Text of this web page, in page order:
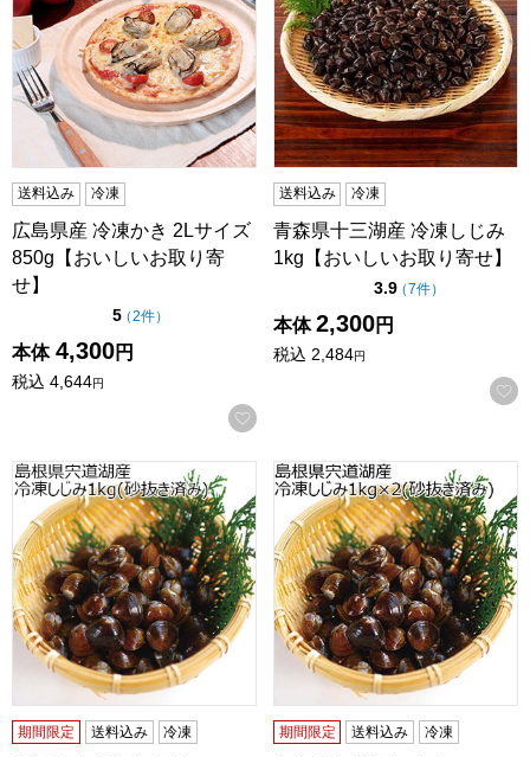
送料込み 冷凍
広島県産 冷凍かき 2Lサイズ
850g【おいしいお取り寄
せ】
5点（5点満点中）
（2件の評価
）
本体 4,300円
税込 4,644円
お気に入りに登録する
送料込み 冷凍
青森県十三湖産 冷凍しじみ
1kg【おいしいお取り寄せ】
3.9点（5点満点中）
（7件の評価
）
本体 2,300円
税込 2,484円
島根県宍道湖産 冷凍しじみ1kg(砂抜き済み)【サマーセール
期間限定 送料込み 冷凍
島根県宍道湖産 冷凍しじみ
期間限定 送料込み 冷凍